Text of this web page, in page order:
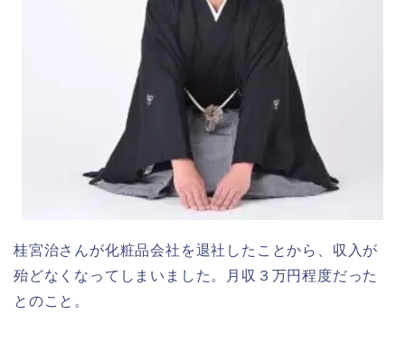
桂宮治さんが化粧品会社を退社したことから、収入が
殆どなくなってしまいました。月収３万円程度だった
とのこと。